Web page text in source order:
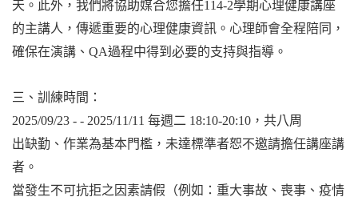
天。此外，我們將協助媒合您擔任114-2學期心理健康講座
的主講人，傳遞重要的心理健康資訊。心理師會全程陪同，
確保在演講、 QA過程中得到必要的支持與指導。
三、訓練時間：
2025/09/23 - - 2025/11/11 每週二 18:10-20:10 ，共八周
出缺勤、作業為基本門檻，未達標準者恕不邀請擔任講座講
者。
當發生不可抗拒之因素請假（例如：重大事故、喪事、疫情